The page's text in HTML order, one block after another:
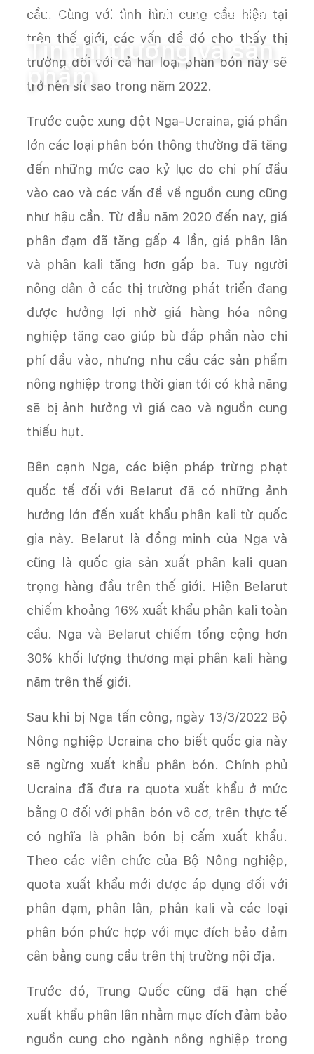
Trang chủ Tin tức Tin thị trường và sản phẩm
Tin thị trường và sản
phẩm
cầu. Cùng với tình hình cung cầu hiện tại
trên thế giới, các vấn đề đó cho thấy thị
trường đối với cả hai loại phân bón này sẽ
trở nên sít sao trong năm 2022.
Trước cuộc xung đột Nga-Ucraina, giá phần
lớn các loại phân bón thông thường đã tăng
đến những mức cao kỷ lục do chi phí đầu
vào cao và các vấn đề về nguồn cung cũng
như hậu cần. Từ đầu năm 2020 đến nay, giá
phân đạm đã tăng gấp 4 lần, giá phân lân
và phân kali tăng hơn gấp ba. Tuy người
nông dân ở các thị trường phát triển đang
được hưởng lợi nhờ giá hàng hóa nông
nghiệp tăng cao giúp bù đắp phần nào chi
phí đầu vào, nhưng nhu cầu các sản phẩm
nông nghiệp trong thời gian tới có khả năng
sẽ bị ảnh hưởng vì giá cao và nguồn cung
thiếu hụt.
Bên cạnh Nga, các biện pháp trừng phạt
quốc tế đối với Belarut đã có những ảnh
hưởng lớn đến xuất khẩu phân kali từ quốc
gia này. Belarut là đồng minh của Nga và
cũng là quốc gia sản xuất phân kali quan
trọng hàng đầu trên thế giới. Hiện Belarut
chiếm khoảng 16% xuất khẩu phân kali toàn
cầu. Nga và Belarut chiếm tổng cộng hơn
30% khối lượng thương mại phân kali hàng
năm trên thế giới.
Sau khi bị Nga tấn công, ngày 13/3/2022 Bộ
Nông nghiệp Ucraina cho biết quốc gia này
sẽ ngừng xuất khẩu phân bón. Chính phủ
Ucraina đã đưa ra quota xuất khẩu ở mức
bằng 0 đối với phân bón vô cơ, trên thực tế
có nghĩa là phân bón bị cấm xuất khẩu.
Theo các viên chức của Bộ Nông nghiệp,
quota xuất khẩu mới được áp dụng đối với
phân đạm, phân lân, phân kali và các loại
phân bón phức hợp với mục đích bảo đảm
cân bằng cung cầu trên thị trường nội địa.
Trước đó, Trung Quốc cũng đã hạn chế
xuất khẩu phân lân nhằm mục đích đảm bảo
nguồn cung cho ngành nông nghiệp trong